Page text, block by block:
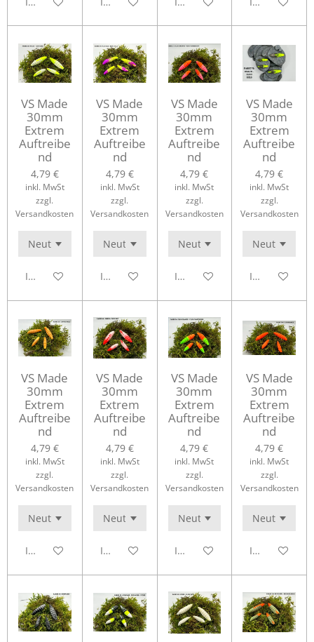
VS Made
30mm
Extrem
Auftreibe
nd
4,79 €
inkl. MwSt
zzgl.
Versandkosten
In den Warenkorb
VS Made
30mm
Extrem
Auftreibe
nd
4,79 €
inkl. MwSt
zzgl.
Versandkosten
In den Warenkorb
VS Made
30mm
Extrem
Auftreibe
nd
4,79 €
inkl. MwSt
zzgl.
Versandkosten
In den Warenkorb
VS Made
30mm
Extrem
Auftreibe
nd
4,79 €
inkl. MwSt
zzgl.
Versandkosten
In den
VS Made
30mm
Extrem
Auftreibe
nd
4,79 €
inkl. MwSt
zzgl.
Versandkosten
In den Warenkorb
VS Made
30mm
Extrem
Auftreibe
nd
4,79 €
inkl. MwSt
zzgl.
Versandkosten
In den Warenkorb
VS Made
30mm
Extrem
Auftreibe
nd
4,79 €
inkl. MwSt
zzgl.
Versandkosten
In den Warenkorb
VS Made
30mm
Extrem
Auftreibe
nd
4,79 €
inkl. MwSt
zzgl.
Versandkosten
In den